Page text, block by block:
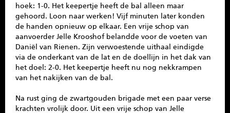
hoek: 1-0. Het keepertje heeft de bal alleen maar
gehoord. Loon naar werken! Vijf minuten later konden
de handen opnieuw op elkaar. Een vrije schop van
aanvoerder Jelle Krooshof belandde voor de voeten van
Daniël van Rienen. Zijn verwoestende uithaal eindigde
via de onderkant van de lat en de doellijn in het dak van
het doel: 2-0. Het keepertje heeft nu nog nekkrampen
van het nakijken van de bal.
Na rust ging de zwartgouden brigade met een paar verse
krachten vrolijk door. Uit een vrije schop van Jelle